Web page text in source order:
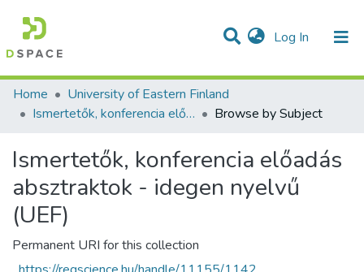
Log In (current)
Communities & Collections
All of DSpace
Home
University of Eastern Finland
Ismertetők, konferencia előadás absztraktok - idegen nyelvű (UEF)
Browse by Subject
Ismertetők, konferencia előadás
absztraktok - idegen nyelvű
(UEF)
Permanent URI for this collection